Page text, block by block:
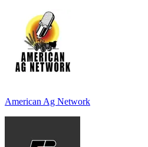
American Ag Network